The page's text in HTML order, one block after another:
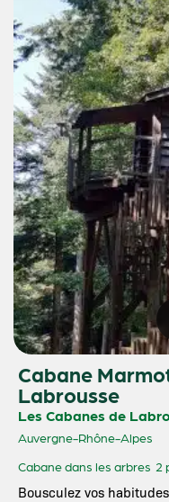
Cabane
Labrousse
Les Cabanes de
Auvergne-Rhône-Alpes
Cabane dans les arbres 2
Bousculez vos